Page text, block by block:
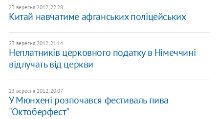
23 вересня 2012, 22:28
Китай навчатиме афганських поліцейських
23 вересня 2012, 21:14
Неплатників церковного податку в Німеччині
відлучать від церкви
23 вересня 2012, 20:07
У Мюнхені розпочався фестиваль пива
"Октоберфест"